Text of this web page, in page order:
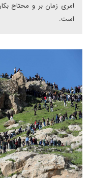
امری زمان بر و محتاج
است.